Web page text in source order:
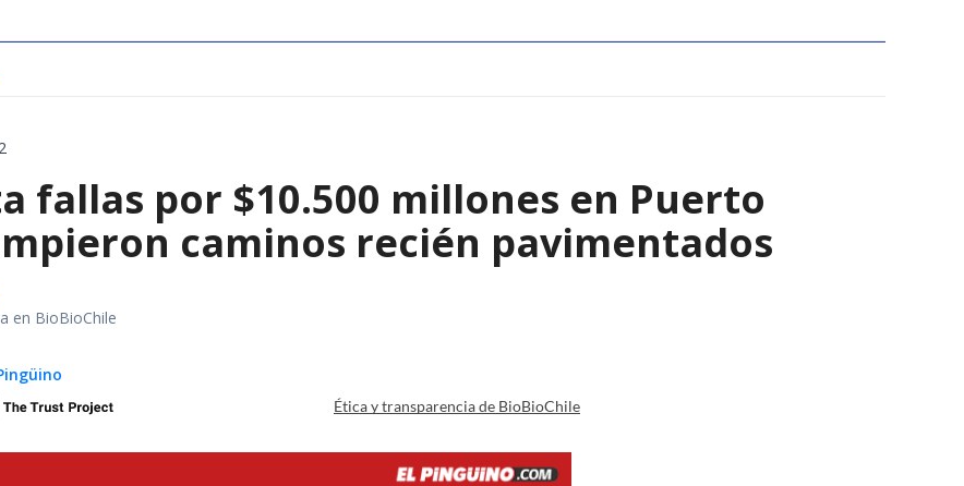
fallas por $10.500 millones en Puerto
caminos recién pavimentados
en BioBioChile
Ética y transparencia de BioBioChile